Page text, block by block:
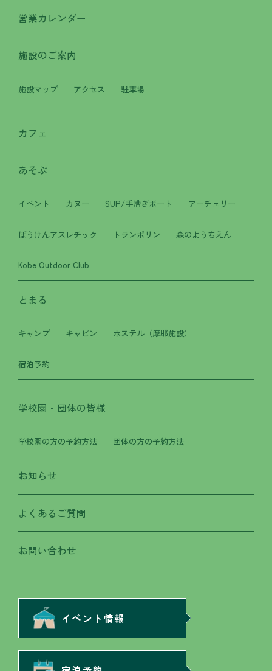
営業カレンダー
施設のご案内
施設マップ アクセス 駐車場
カフェ
あそぶ
イベント カヌー SUP/手漕ぎボート アーチェリー
ぼうけんアスレチック トランポリン 森のようちえん
Kobe Outdoor Club
とまる
キャンプ キャビン ホステル（摩耶施設）
宿泊予約
学校園・団体の皆様
学校園の方の予約方法 団体の方の予約方法
お知らせ
よくあるご質問
お問い合わせ
イベント情報